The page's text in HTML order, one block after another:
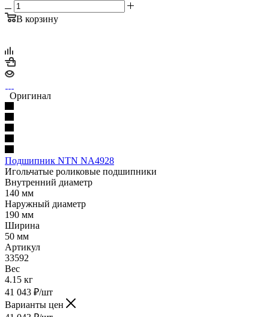
В корзину
Оригинал
Подшипник NTN NA4928
Игольчатые роликовые подшипники
Внутренний диаметр
140 мм
Наружный диаметр
190 мм
Ширина
50 мм
Артикул
33592
Вес
4.15 кг
41 043 ₽/шт
Варианты цен